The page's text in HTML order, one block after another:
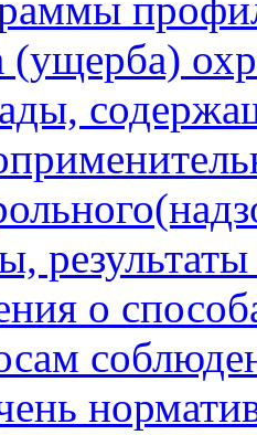
(ущерба)
о